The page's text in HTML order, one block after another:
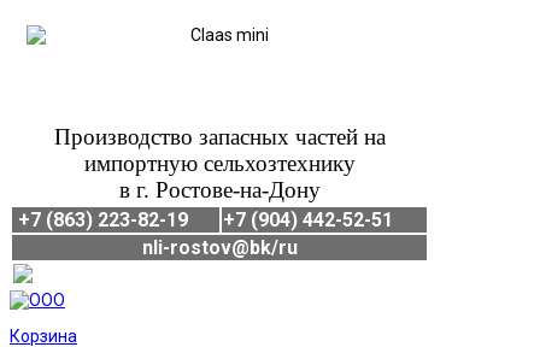
Производство запасных частей на
импортную сельхозтехнику
в г. Ростове-на-Дону
+7 (863) 223-82-19
+7 (904) 442-52-51
nli-rostov@bk/ru
Корзина